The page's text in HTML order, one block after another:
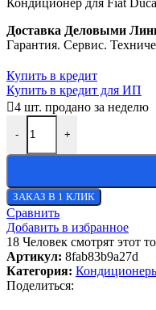
Доставка Деловыми
Гарантия. Сервис.
Купить в кредит
Купить в кредит для ИП
4 шт. продано за неделю
- +
ЗАКАЗ В 1 КЛИК
Сравнить
Добавить в избранное
18 Человек смотрят этот
Артикул: 8fab83b9a27d
Категория:
Поделиться: